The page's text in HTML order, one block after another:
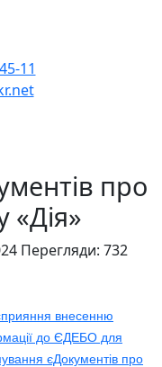
11
про
«Дія»
Перегляди: 732
внесенню
до ЄДЕБО для
єДокументів про